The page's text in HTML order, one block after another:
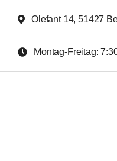
Inhalt
Olefant 14, 51427
Montag-Freitag: